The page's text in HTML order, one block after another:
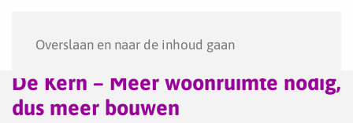
Overslaan en naar de inhoud gaan
De Kern – Meer woonruimte nodig,
dus meer bouwen